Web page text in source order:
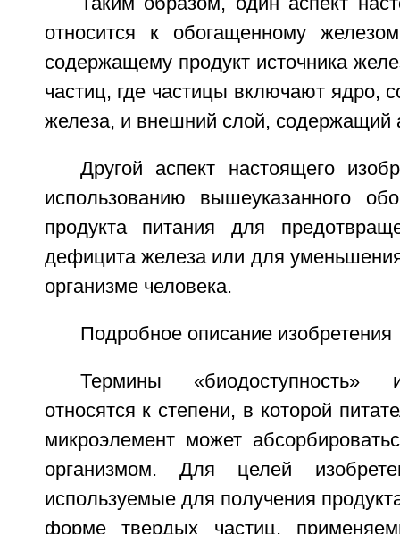
относится к обогащенному
содержащему продукт источника
частиц, где частицы включают ядро,
железа, и внешний слой, содержащий
Другой аспект настоящего
использованию вышеуказанного
продукта питания для
дефицита железа или для
организме человека.
Подробное описание изобретения
Термины «биодоступность»
относятся к степени, в которой
микроэлемент может
организмом. Для целей
используемые для получения
форме твердых частиц,